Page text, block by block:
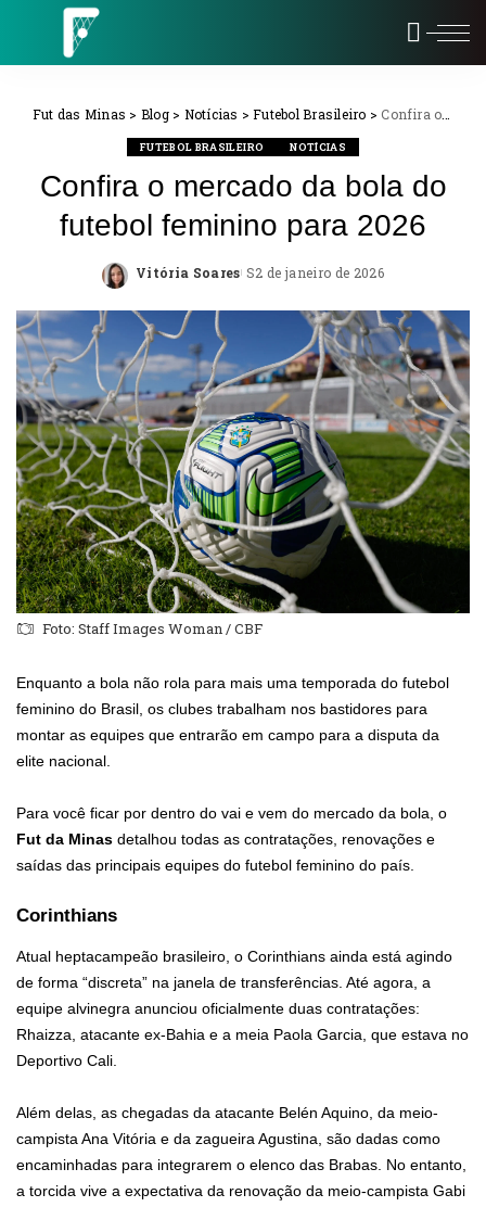
Fut das Minas > Blog> Notícias >Futebol Brasileiro >Confira o mercado da bola do futebol feminino para 2026
FUTEBOL BRASILEIRO NOTÍCIAS
Confira o mercado da bola do
futebol feminino para 2026
Posted
Vitória Soares 2 de janeiro de 2026
Foto: Staff Images Woman / CBF
Enquanto a bola não rola para mais uma temporada do futebol
feminino do Brasil, os clubes trabalham nos bastidores para
montar as equipes que entrarão em campo para a disputa da
elite nacional.
Para você ficar por dentro do vai e vem do mercado da bola, o
Fut da Minas detalhou todas as contratações, renovações e
saídas das principais equipes do futebol feminino do país.
Corinthians
Atual heptacampeão brasileiro, o Corinthians ainda está agindo
de forma “discreta” na janela de transferências. Até agora, a
equipe alvinegra anunciou oficialmente duas contratações:
Rhaizza, atacante ex-Bahia e a meia Paola Garcia, que estava no
Deportivo Cali.
Além delas, as chegadas da atacante Belén Aquino, da meio-
campista Ana Vitória e da zagueira Agustina, são dadas como
encaminhadas para integrarem o elenco das Brabas. No entanto,
a torcida vive a expectativa da renovação da meio-campista Gabi